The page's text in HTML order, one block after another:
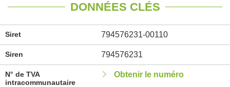
DONNÉES CLÉS
Siret 794576231-00110
Siren 794576231
N° de TVA
intracommunautaire
Obtenir le numéro